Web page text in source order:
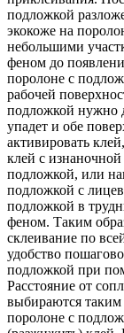
подложкой
экокоже на
небольшими
феном до
поролоне с
рабочей
подложкой нужно
упадет и обе
активировать
клей с
подложкой, или
подложкой с
подложкой в
феном. Таким
склеивание по
удобство
подложкой при
Расстояние от
выбираются таким
поролоне с